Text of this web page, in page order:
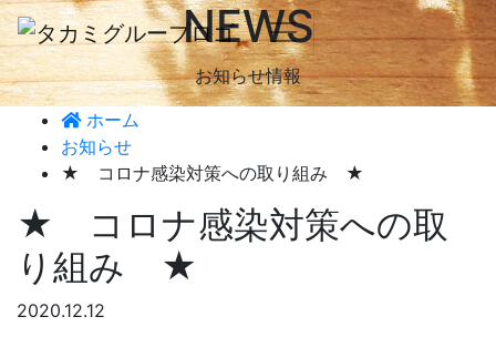
NEWS
お知らせ情報
ホーム
お知らせ
★ コロナ感染対策への取り組み ★
★ コロナ感染対策への取
り組み ★
2020.12.12